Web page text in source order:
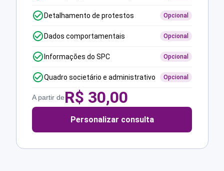
Detalhamento de protestos Opcional
Dados comportamentais Opcional
Informações do SPC Opcional
Quadro societário e administrativo Opcional
A partir deR$ 30,00
Personalizar consulta